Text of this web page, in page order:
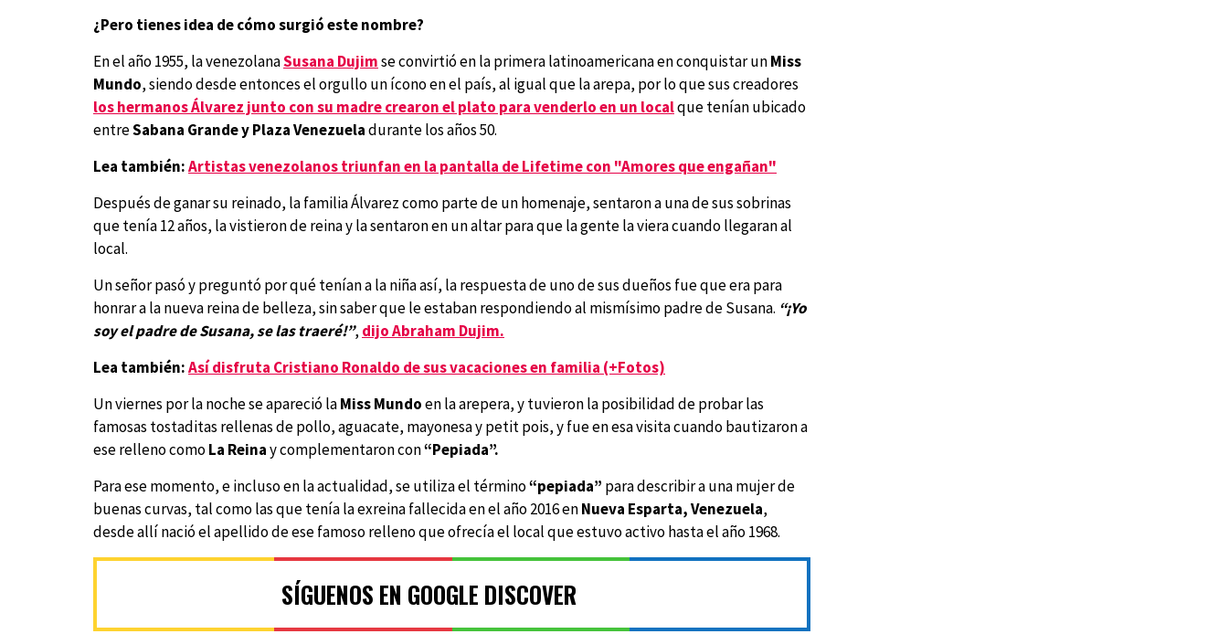
¿Pero tienes idea de cómo surgió este nombre?
En el año 1955, la venezolanaSusana Dujimse convirtió en la primera latinoamericana en conquistar unMiss
Mundo, siendo desde entonces el orgullo un ícono en el país, al igual que la arepa, por lo que sus creadores
los hermanos Álvarez junto con su madre crearon el plato para venderlo en un localque tenían ubicado
entreSabana Grande y Plaza Venezueladurante los años 50.
Lea también:Artistas venezolanos triunfan en la pantalla de Lifetime con "Amores que engañan"
Después de ganar su reinado, la familia Álvarez como parte de un homenaje, sentaron a una de sus sobrinas
que tenía 12 años, la vistieron de reina y la sentaron en un altar para que la gente la viera cuando llegaran al
local.
Un señor pasó y preguntó por qué tenían a la niña así, la respuesta de uno de sus dueños fue que era para
honrar a la nueva reina de belleza, sin saber que le estaban respondiendo al mismísimo padre de Susana. “¡Yo
soy el padre de Susana, se las traeré!”, dijo Abraham Dujim.
Lea también:Así disfruta Cristiano Ronaldo de sus vacaciones en familia (+Fotos)
Un viernes por la noche se apareció laMiss Mundoen la arepera, y tuvieron la posibilidad de probar las
famosas tostaditas rellenas de pollo, aguacate, mayonesa y petit pois, y fue en esa visita cuando bautizaron a
ese relleno comoLa Reinay complementaron con“Pepiada”.
Para ese momento, e incluso en la actualidad, se utiliza el término“pepiada” para describir a una mujer de
buenas curvas, tal como las que tenía la exreina fallecida en el año 2016 enNueva Esparta,Venezuela,
desde allí nació el apellido de ese famoso relleno que ofrecía el local que estuvo activo hasta el año 1968.
SÍGUENOS EN GOOGLE DISCOVER